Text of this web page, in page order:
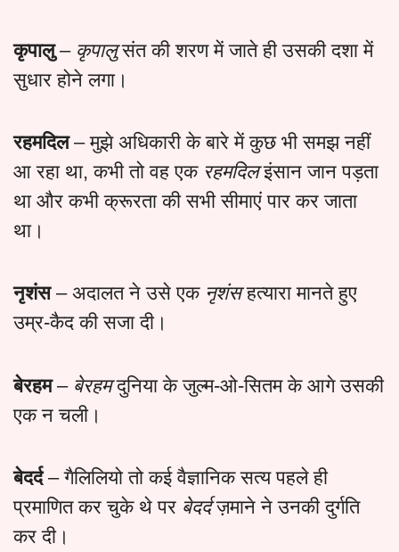
कृपालु– कृपालुसंत की शरण में जाते ही उसकी दशा में
सुधार होने लगा।
रहमदिल– मुझे अधिकारी के बारे में कुछ भी समझ नहीं
आ रहा था, कभी तो वह एक रहमदिलइंसान जान पड़ता
था और कभी क्रूरता की सभी सीमाएं पार कर जाता
था।
नृशंस– अदालत ने उसे एक नृशंसहत्यारा मानते हुए
उम्र-कैद की सजा दी।
बेरहम– बेरहमदुनिया के जुल्म-ओ-सितम के आगे उसकी
एक न चली।
बेदर्द– गैलिलियो तो कई वैज्ञानिक सत्य पहले ही
प्रमाणित कर चुके थे पर बेदर्दज़माने ने उनकी दुर्गति
कर दी।